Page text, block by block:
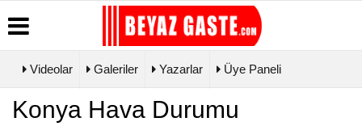
Haber
Durumu
Yazarları
Videolar Galeriler Yazarlar Üye Paneli
Konya Hava Durumu